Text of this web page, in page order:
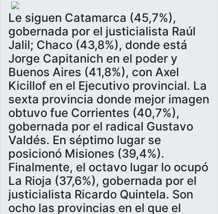
Le siguen Catamarca (45,7%),
gobernada por el justicialista Raúl
Jalil; Chaco (43,8%), donde está
Jorge Capitanich en el poder y
Buenos Aires (41,8%), con Axel
Kicillof en el Ejecutivo provincial. La
sexta provincia donde mejor imagen
obtuvo fue Corrientes (40,7%),
gobernada por el radical Gustavo
Valdés. En séptimo lugar se
posicionó Misiones (39,4%).
Finalmente, el octavo lugar lo ocupó
La Rioja (37,6%), gobernada por el
justicialista Ricardo Quintela. Son
ocho las provincias en el que el